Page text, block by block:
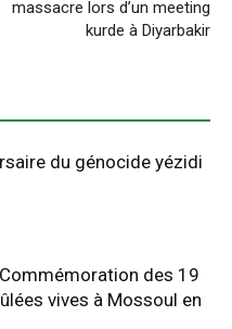
massacre lors d’un meeting
kurde à Diyarbakir
du génocide yézidi
Commémoration des 19
vives à Mossoul en